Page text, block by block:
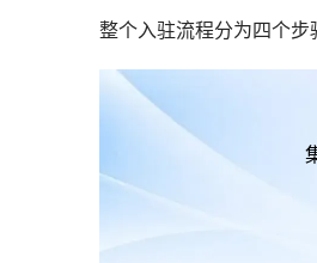
整个入驻流程分为四个步